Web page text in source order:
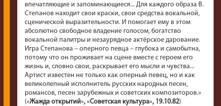
впечатляющие и запоминающиеся... Для каждого образа В.
Степанов находит свои краски, свои средства вокальной,
сценической выразительности. И помогает ему в этом
абсолютно свободное владение голосом, богатство
вокальной палитры и незаурядное актёрское дарование.
Игра Степанова – оперного певца – глубока и самобытна,
потому что он проживает на сцене вместе с героем его
жизнь и, словно свои, раскрывает его мысли и чувства...
Артист известен не только как оперный певец, но и как
великолепный исполнитель русских народных песен,
романсов, песен зарубежных и советских композиторов.»
(«Жажда открытий», «Советская культура», 19.10.82)